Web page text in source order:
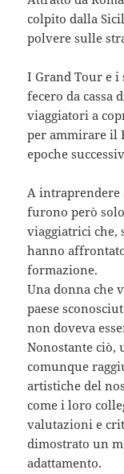
colpito dalla
polvere sulle
I Grand Tour e i
fecero da cassa
viaggiatori a
per ammirare il
epoche
A intraprendere
furono però
viaggiatrici che,
hanno
formazione.
Una donna che
paese
non doveva
Nonostante ciò,
comunque
artistiche del
come i loro
valutazioni e
dimostrato un
adattamento.